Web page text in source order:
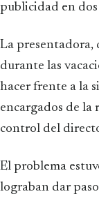
publicidad en dos
La presentadora,
durante las
hacer frente a la
encargados de la
control del
El problema
lograban dar